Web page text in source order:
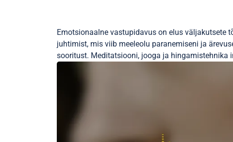
Emotsionaalne vastupidavus on elus väljakutsete
juhtimist, mis viib meeleolu paranemiseni ja
sooritust. Meditatsiooni, jooga ja hingamistehnika